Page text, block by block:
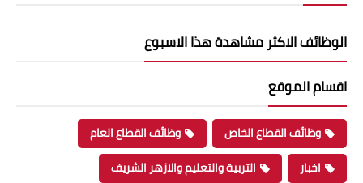
الوظائف الاكثر مشاهدة هذا الاسبوع
اقسام الموقع
وظائف القطاع الخاص
وظائف القطاع العام
اخبار
التربية والتعليم والازهر الشريف